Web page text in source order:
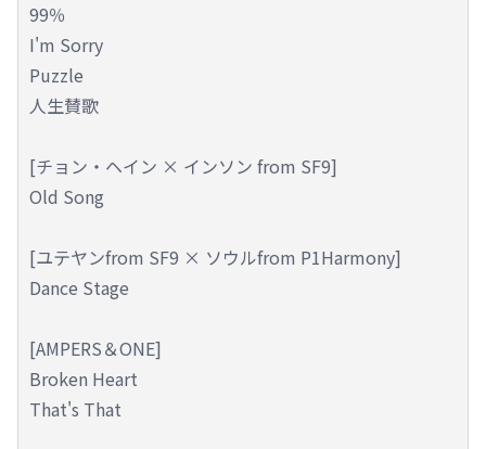
99％
I'm Sorry
Puzzle
人生賛歌
[チョン・ヘイン × インソン from SF9]
Old Song
[ユテヤンfrom SF9 × ソウルfrom P1Harmony]
Dance Stage
[AMPERS＆ONE]
Broken Heart
That's That